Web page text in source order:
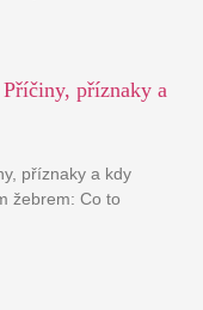
příznaky a
příznaky a kdy
žebrem: Co to